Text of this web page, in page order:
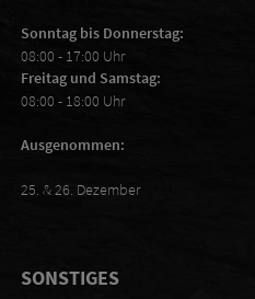
Sonntag bis Donnerstag:
08:00 - 17:00 Uhr
Freitag und Samstag:
08:00 - 18:00 Uhr
Ausgenommen:
25. & 26. Dezember
SONSTIGES